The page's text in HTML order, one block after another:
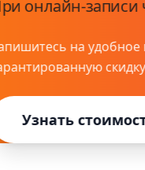
Выгоднее до 30%
Нужно починить
вторую и третью
Узнать